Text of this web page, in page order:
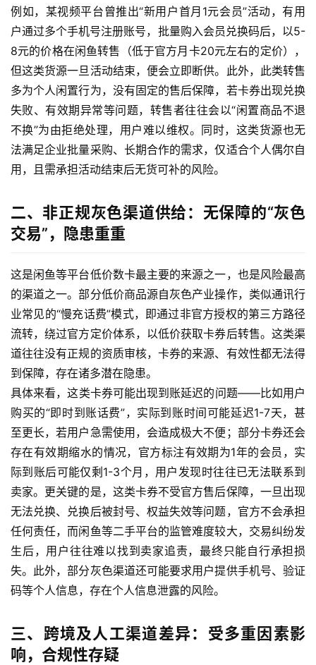
例如，某视频平台曾推出“新用户首月1元会员”活动，有用
户通过多个手机号注册账号，批量购入会员兑换码后，以5-
8元的价格在闲鱼转售（低于官方月卡20元左右的定价），
但这类货源一旦活动结束，便会立即断供。此外，此类转售
多为个人闲置行为，没有固定的售后保障，若卡券出现兑换
失败、有效期异常等问题，转售者往往会以“闲置商品不退
不换”为由拒绝处理，用户难以维权。同时，这类货源也无
法满足企业批量采购、长期合作的需求，仅适合个人偶尔自
用，且需承担活动结束后无货可补的风险。
二、非正规灰色渠道供给：无保障的“灰色
交易”，隐患重重
这是闲鱼等平台低价数卡最主要的来源之一，也是风险最高
的渠道之一。部分低价商品源自灰色产业操作，类似通讯行
业常见的“慢充话费”模式，即通过非官方授权的第三方路径
流转，绕过官方定价体系，以低价获取卡券后转售。这类渠
道往往没有正规的资质审核，卡券的来源、有效性都无法得
到保障，存在诸多潜在隐患。
具体来看，这类卡券可能出现到账延迟的问题——比如用户
购买的“即时到账话费”，实际到账时间可能延迟1-7天，甚
至更长，若用户急需使用，会造成极大不便；部分卡券还会
存在有效期缩水的情况，官方标注有效期为1年的会员，实
际到账后可能仅剩1-3个月，用户发现时往往已无法联系到
卖家。更关键的是，这类卡券不受官方售后保障，一旦出现
无法兑换、兑换后被封号、权益失效等问题，官方不会承担
任何责任，而闲鱼等二手平台的监管难度较大，交易纠纷发
生后，用户往往难以找到卖家追责，最终只能自行承担损
失。此外，部分灰色渠道还可能要求用户提供手机号、验证
码等个人信息，存在个人信息泄露的风险。
三、跨境及人工渠道差异：受多重因素影
响，合规性存疑